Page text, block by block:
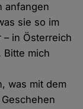
anfangen
sie so im
in Österreich
Bitte mich
was mit dem